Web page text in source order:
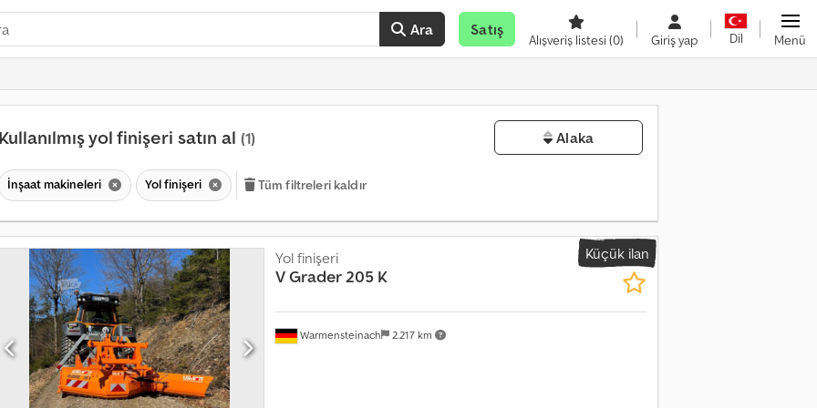
Ara Satış
Alışveriş listesi (0) Giriş yap Dil Menü
Kullanılmış yol finişeri satın al (1) Alaka
İnşaat makineleri Yol finişeri Tüm filtreleri kaldır
Küçük ilan
Warmensteinach 2.217 km
Yol finişeri
V Grader205 K